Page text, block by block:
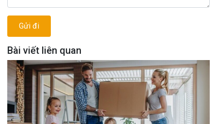
Bài viết liên quan